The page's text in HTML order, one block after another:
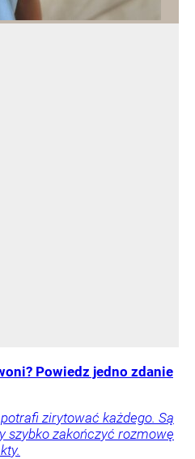
Powiedz jedno zdanie
zirytować każdego. Są
szybko zakończyć rozmowę